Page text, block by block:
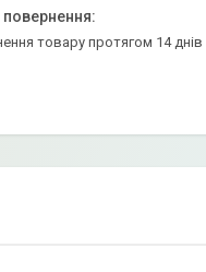
товару протягом 14 днів